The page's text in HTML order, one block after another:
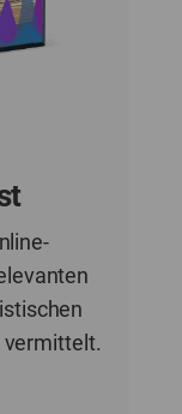
vermittelt.